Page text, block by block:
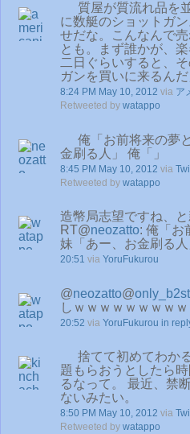
質屋が質流れ品を
に数艇のショットガ
せだな。こんなんで
とも。まず誰かが、
二日ぐらいすると、
ガンを買いに来るんだ
8:24 PM May 10, 2012 via ア
Retweeted by watappo
俺「お前将来の夢
金刷る人」 俺「」
8:45 PM May 10, 2012 via
Retweeted by watappo
造幣局志望ですね、
RT@neozatto: 俺「お
妹「あー、お金刷る人
20:51 via YoruFukurou
@neozatto@
しｗｗｗｗｗｗｗｗｗ
20:52 via YoruFukurou in
捨てて初めてわか
題もらおうとしたら
るなって。 最近、禁
ないみたい。
8:50 PM May 10, 2012 via
Retweeted by watappo